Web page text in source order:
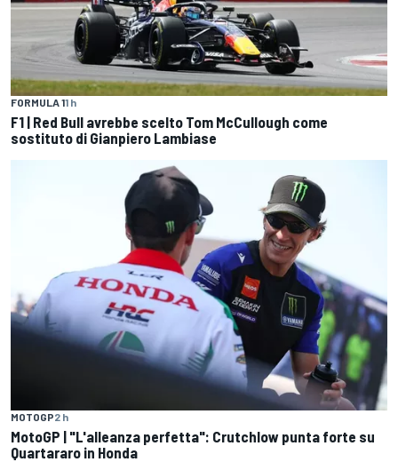
FORMULA 11 h
F1 | Red Bull avrebbe scelto Tom McCullough come
sostituto di Gianpiero Lambiase
MOTOGP2 h
MotoGP | "L'alleanza perfetta": Crutchlow punta forte su
Quartararo in Honda